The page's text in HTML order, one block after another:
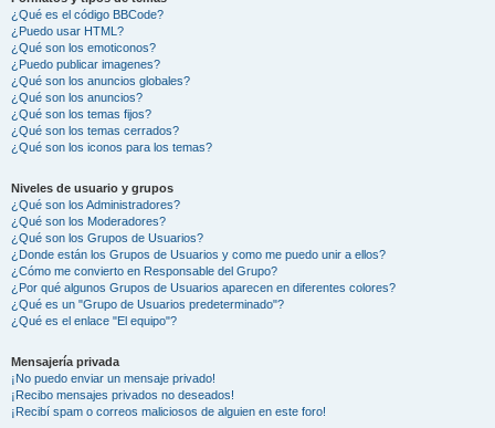
¿Qué es el código BBCode?
¿Puedo usar HTML?
¿Qué son los emoticonos?
¿Puedo publicar imagenes?
¿Qué son los anuncios globales?
¿Qué son los anuncios?
¿Qué son los temas fijos?
¿Qué son los temas cerrados?
¿Qué son los iconos para los temas?
Niveles de usuario y grupos
¿Qué son los Administradores?
¿Qué son los Moderadores?
¿Qué son los Grupos de Usuarios?
¿Donde están los Grupos de Usuarios y como me puedo unir a ellos?
¿Cómo me convierto en Responsable del Grupo?
¿Por qué algunos Grupos de Usuarios aparecen en diferentes colores?
¿Qué es un "Grupo de Usuarios predeterminado"?
¿Qué es el enlace "El equipo"?
Mensajería privada
¡No puedo enviar un mensaje privado!
¡Recibo mensajes privados no deseados!
¡Recibí spam o correos maliciosos de alguien en este foro!